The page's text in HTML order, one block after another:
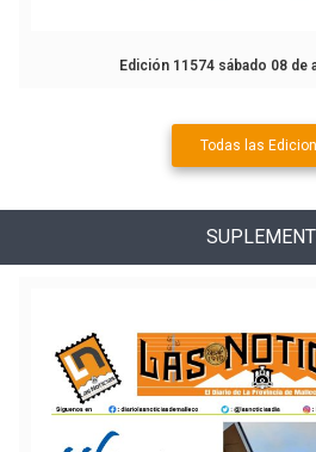
Edición 11574 sábado 08 de
Todas las